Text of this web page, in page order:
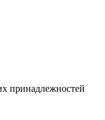
принадлежностей